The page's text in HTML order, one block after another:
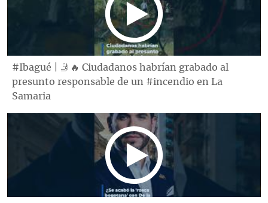
#Ibagué | 🤳🔥 Ciudadanos habrían grabado al
presunto responsable de un #incendio en La
Samaria